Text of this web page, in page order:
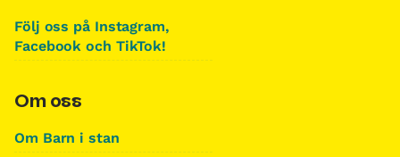
Följ oss på Instagram,
Facebook och TikTok!
Om oss
Om Barn i stan